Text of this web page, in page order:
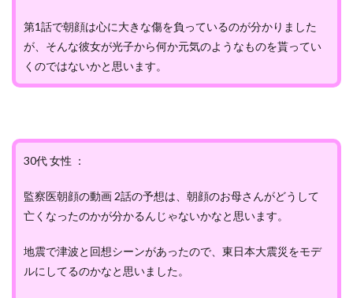
第1話で朝顔は心に大きな傷を負っているのが分かりました
が、そんな彼女が光子から何か元気のようなものを貰ってい
くのではないかと思います。
30代 女性 ：
監察医朝顔の動画 2話の予想は、朝顔のお母さんがどうして
亡くなったのかが分かるんじゃないかなと思います。
地震で津波と回想シーンがあったので、東日本大震災をモデ
ルにしてるのかなと思いました。